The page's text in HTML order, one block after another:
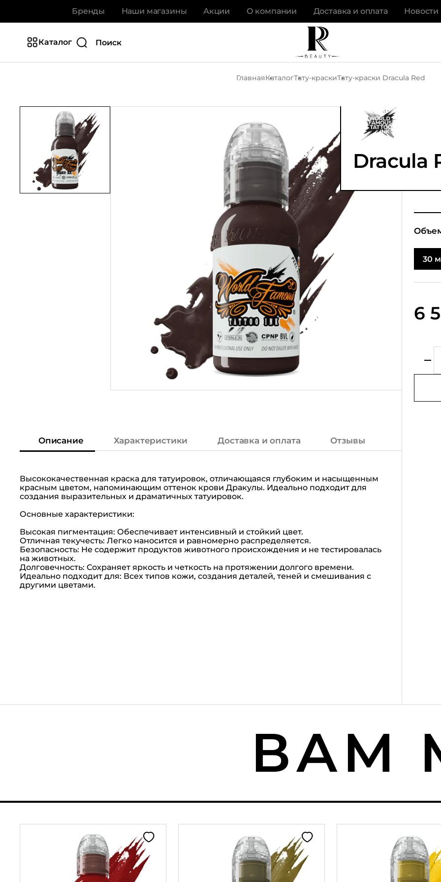
Бренды Наши магазины Акции О компании Доставка и оплата Новости
Каталог
ГлавнаяКаталогТату-краскиТату-краски Dracula Red
Dracula
30
6
Описание Характеристики Доставка и оплата Отзывы
Высококачественная краска для татуировок, отличающаяся глубоким и насыщенным
красным цветом, напоминающим оттенок крови Дракулы. Идеально подходит для
создания выразительных и драматичных татуировок.
Основные характеристики:
Высокая пигментация: Обеспечивает интенсивный и стойкий цвет.
Отличная текучесть: Легко наносится и равномерно распределяется.
Безопасность: Не содержит продуктов животного происхождения и не тестировалась
на животных.
Долговечность: Сохраняет яркость и четкость на протяжении долгого времени.
Идеально подходит для: Всех типов кожи, создания деталей, теней и смешивания с
другими цветами.
ВАМ